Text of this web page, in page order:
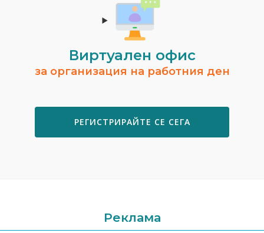
ВИЖ ПРОФИЛ
Виртуален офис
за организация на работния ден
РЕГИСТРИРАЙТЕ СЕ СЕГА
Реклама